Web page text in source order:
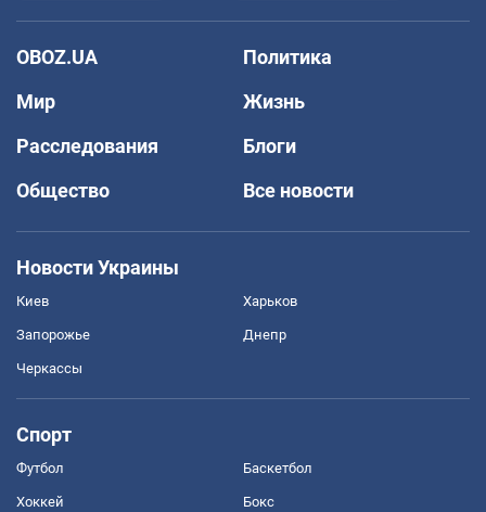
OBOZ.UA
Политика
Мир
Жизнь
Расследования
Блоги
Общество
Все новости
Новости Украины
Киев Харьков
Запорожье Днепр
Черкассы
Спорт
Футбол Баскетбол
Хоккей Бокс